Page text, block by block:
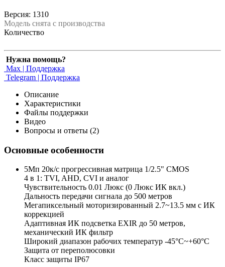
Версия: 1310
Модель снята с производства
Количество
Нужна помощь?
Max | Поддержка
Telegram | Поддержка
Описание
Характеристики
Файлы поддержки
Видео
Вопросы и ответы (2)
Основные особенности
5Мп 20к/с прогрессивная матрица 1/2.5" CMOS
4 в 1: TVI, AHD, CVI и аналог
Чувствительность 0.01 Люкс (0 Люкс ИК вкл.)
Дальность передачи сигнала до 500 метров
Мегапиксельный моторизированный 2.7~13.5 мм c ИК
коррекцией
Адаптивная ИК подсветка EXIR до 50 метров,
механический ИК фильтр
Широкий диапазон рабочих температур -45°С~+60°С
Защита от переполюсовки
Класс защиты IP67